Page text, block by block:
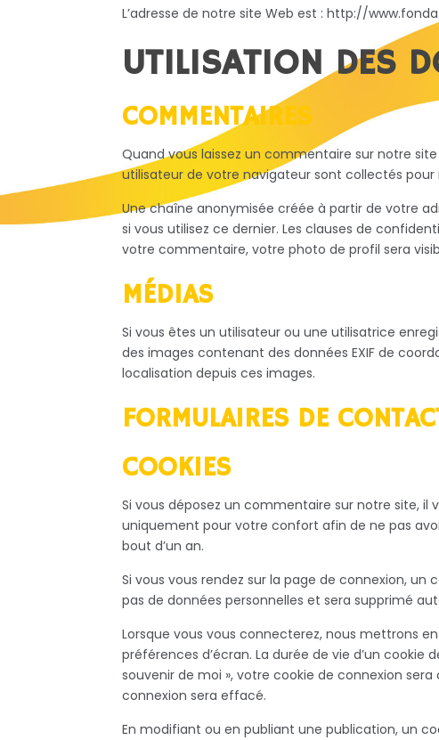
L’adresse de notre site Web est : http://
UTILISATION DES
COMMENTAIRES
Quand vous laissez un commentaire sur notre
utilisateur de votre navigateur sont collectés
Une chaîne anonymisée créée à partir de votre
si vous utilisez ce dernier. Les clauses de
votre commentaire, votre photo de profil sera
MÉDIAS
Si vous êtes un utilisateur ou une utilisatrice
des images contenant des données EXIF de
localisation depuis ces images.
FORMULAIRES DE
COOKIES
Si vous déposez un commentaire sur notre site, il
uniquement pour votre confort afin de ne pas
bout d’un an.
Si vous vous rendez sur la page de connexion,
pas de données personnelles et sera supprimé
Lorsque vous vous connecterez, nous mettrons
préférences d’écran. La durée de vie d’un cookie
souvenir de moi », votre cookie de connexion
connexion sera effacé.
En modifiant ou en publiant une publication, un